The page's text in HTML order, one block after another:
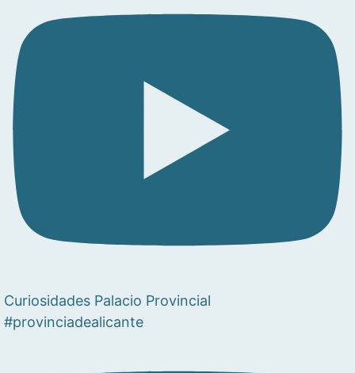
Curiosidades Palacio Provincial
#provinciadealicante